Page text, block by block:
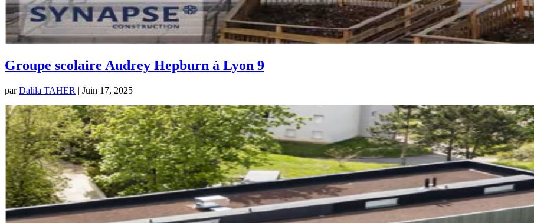
Groupe scolaire Audrey Hepburn à Lyon 9
parDalila TAHER | Juin 17, 2025